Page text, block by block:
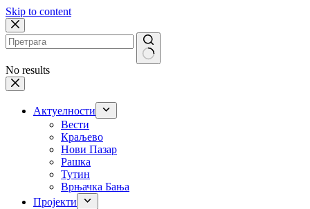
Skip to content
No results
Актуелности
Вести
Краљево
Нови Пазар
Рашка
Тутин
Врњачка Бања
Пројекти